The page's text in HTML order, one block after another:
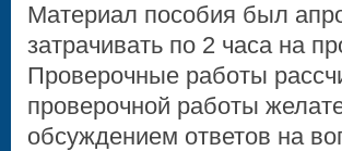
Материал пособия был
затрачивать по 2 часа на
Проверочные работы
проверочной работы
обсуждением ответов на